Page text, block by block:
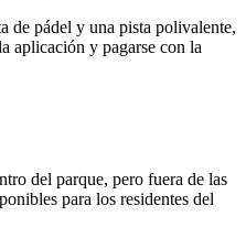
de pádel y una pista polivalente,
aplicación y pagarse con la
del parque, pero fuera de las
para los residentes del